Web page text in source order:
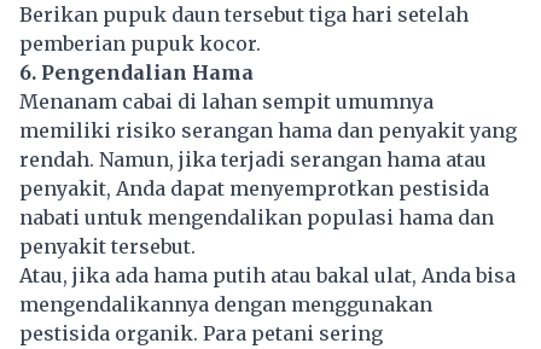
Berikan pupuk daun tersebut tiga hari setelah
pemberian pupuk kocor.
6. Pengendalian Hama
Menanam cabai di lahan sempit umumnya
memiliki risiko serangan hama dan penyakit yang
rendah. Namun, jika terjadi serangan hama atau
penyakit, Anda dapat menyemprotkan pestisida
nabati untuk mengendalikan populasi hama dan
penyakit tersebut.
Atau, jika ada hama putih atau bakal ulat, Anda bisa
mengendalikannya dengan menggunakan
pestisida organik. Para petani sering